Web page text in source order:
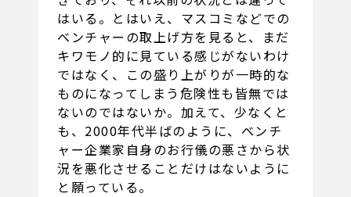
はいる。とはいえ、マスコミなどでの
ベンチャーの取上げ方を見ると、まだ
キワモノ的に見ている感じがないわけ
ではなく、この盛り上がりが一時的な
ものになってしまう危険性も皆無では
ないのではないか。加えて、少なくと
も、2000年代半ばのように、ベンチ
ャー企業家自身のお行儀の悪さから状
況を悪化させることだけはないように
と願っている。